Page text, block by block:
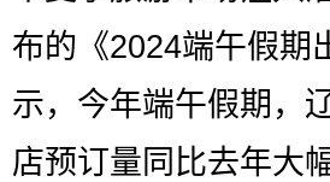
布的《2024端午假期
示，今年端午假期，
店预订量同比去年大